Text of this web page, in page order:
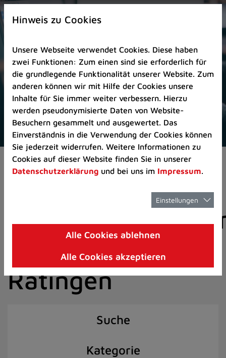
Zur
Startseite
Zum
Seitenanfang
springen
(Schnelltaste
A)
Zur
Navigation/Menü
springen
(Schnelltaste
M)
Zur
8)
I)
Aktuelles Pressemitteilungen
der Stadt
Ratingen
Suche
Kategorie
Hinweis zu Cookies
Unsere Webseite verwendet Cookies. Diese haben
zwei Funktionen: Zum einen sind sie erforderlich für
die grundlegende Funktionalität unserer Website. Zum
anderen können wir mit Hilfe der Cookies unsere
Inhalte für Sie immer weiter verbessern. Hierzu
werden pseudonymisierte Daten von Website-
Besuchern gesammelt und ausgewertet. Das
Einverständnis in die Verwendung der Cookies können
Sie jederzeit widerrufen. Weitere Informationen zu
Cookies auf dieser Website finden Sie in unserer
Datenschutzerklärung und bei uns im Impressum.
Einstellungen
Alle Cookies ablehnen
Alle Cookies akzeptieren